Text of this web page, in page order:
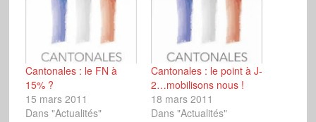
Cantonales : le FN à
15% ?
15 mars 2011
Dans "Actualités"
Cantonales : le point à J-
2…mobilisons nous !
18 mars 2011
Dans "Actualités"